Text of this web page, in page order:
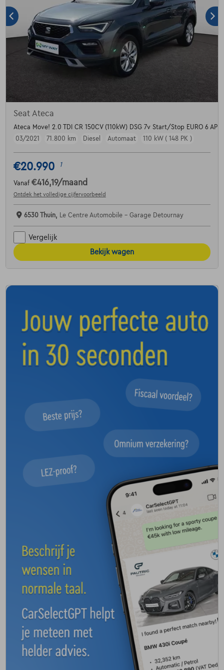
Seat Ateca
Ateca Move! 2.0 TDI CR 150CV (110kW) DSG 7v Start/Stop EURO 6 AP
03/2021
71.800 km Diesel Automaat 110 kW ( 148 PK )
€20.990 1
Vanaf €416,19/maand
Ontdek het volledige cijfervoorbeeld
6530 Thuin, Le Centre Automobile - Garage Detournay
Vergelijk
Bekijk wagen